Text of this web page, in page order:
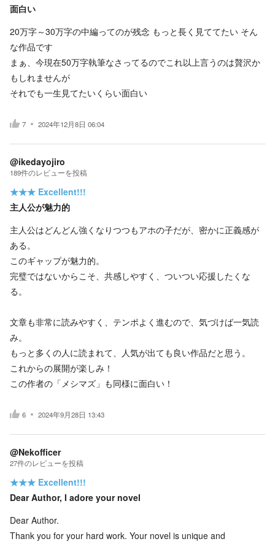
面白い
20万字～30万字の中編ってのが残念 もっと長く見ててたい そん
な作品です
まぁ、今現在50万字執筆なさってるのでこれ以上言うのは贅沢か
もしれませんが
それでも一生見てたいくらい面白い
7 2024年12月8日 06:04
@ikedayojiro
189件のレビューを投稿
★★★ Excellent!!!
主人公が魅力的
主人公はどんどん強くなりつつもアホの子だが、密かに正義感が
ある。
このギャップが魅力的。
完璧ではないからこそ、共感しやすく、ついつい応援したくな
る。
文章も非常に読みやすく、テンポよく進むので、気づけば一気読
み。
もっと多くの人に読まれて、人気が出ても良い作品だと思う。
これからの展開が楽しみ！
この作者の「メシマズ」も同様に面白い！
6 2024年9月28日 13:43
@Nekofficer
27件のレビューを投稿
★★★ Excellent!!!
Dear Author, I adore your novel
Dear Author.
Thank you for your hard work. Your novel is unique and